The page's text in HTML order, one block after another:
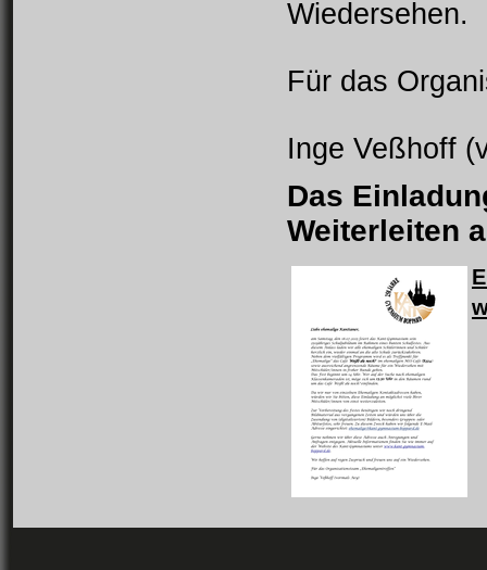
Wiedersehen.
Für das
Inge Veßhoff
Das
Weiterleiten